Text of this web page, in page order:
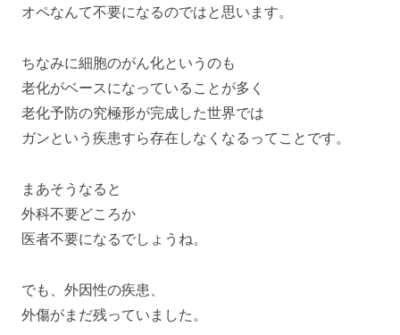
オペなんて不要になるのではと思います。
ちなみに細胞のがん化というのも
老化がベースになっていることが多く
老化予防の究極形が完成した世界では
ガンという疾患すら存在しなくなるってことです。
まあそうなると
外科不要どころか
医者不要になるでしょうね。
でも、外因性の疾患、
外傷がまだ残っていました。